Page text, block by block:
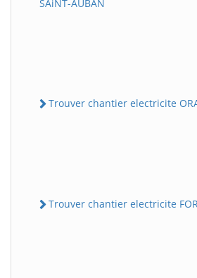
SAiNT-AUBAN
Trouver chantier electricite
Trouver chantier electricite